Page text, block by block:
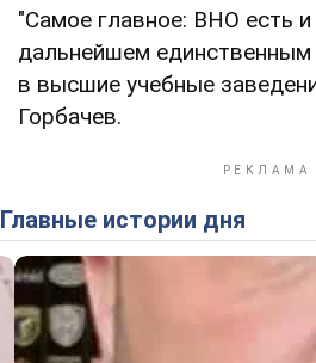
"Самое главное: ВНО есть и
дальнейшем единственным
в высшие учебные
Горбачев.
Главные истории дня